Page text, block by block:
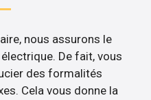
nous assurons le
De fait, vous
des formalités
Cela vous donne la